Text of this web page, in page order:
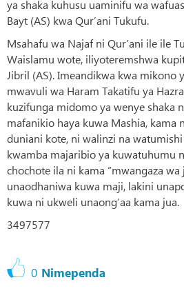
ya shaka kuhusu uaminifu wa
Bayt (AS) kwa Qur’ani Tukufu.
Msahafu wa Najaf ni Qur’ani ile ile
Waislamu wote, iliyoteremshwa
Jibril (AS). Imeandikwa kwa mikono
mwavuli wa Haram Takatifu ya
kuzifunga midomo ya wenye shaka
mafanikio haya kuwa Mashia, kama
duniani kote, ni walinzi na watumishi
kwamba majaribio ya kuwatuhumu
chochote ila ni kama “mwangaza wa
unaodhaniwa kuwa maji, lakini
kuwa ni ukweli unaong’aa kama jua.
3497577
0 Nimependa